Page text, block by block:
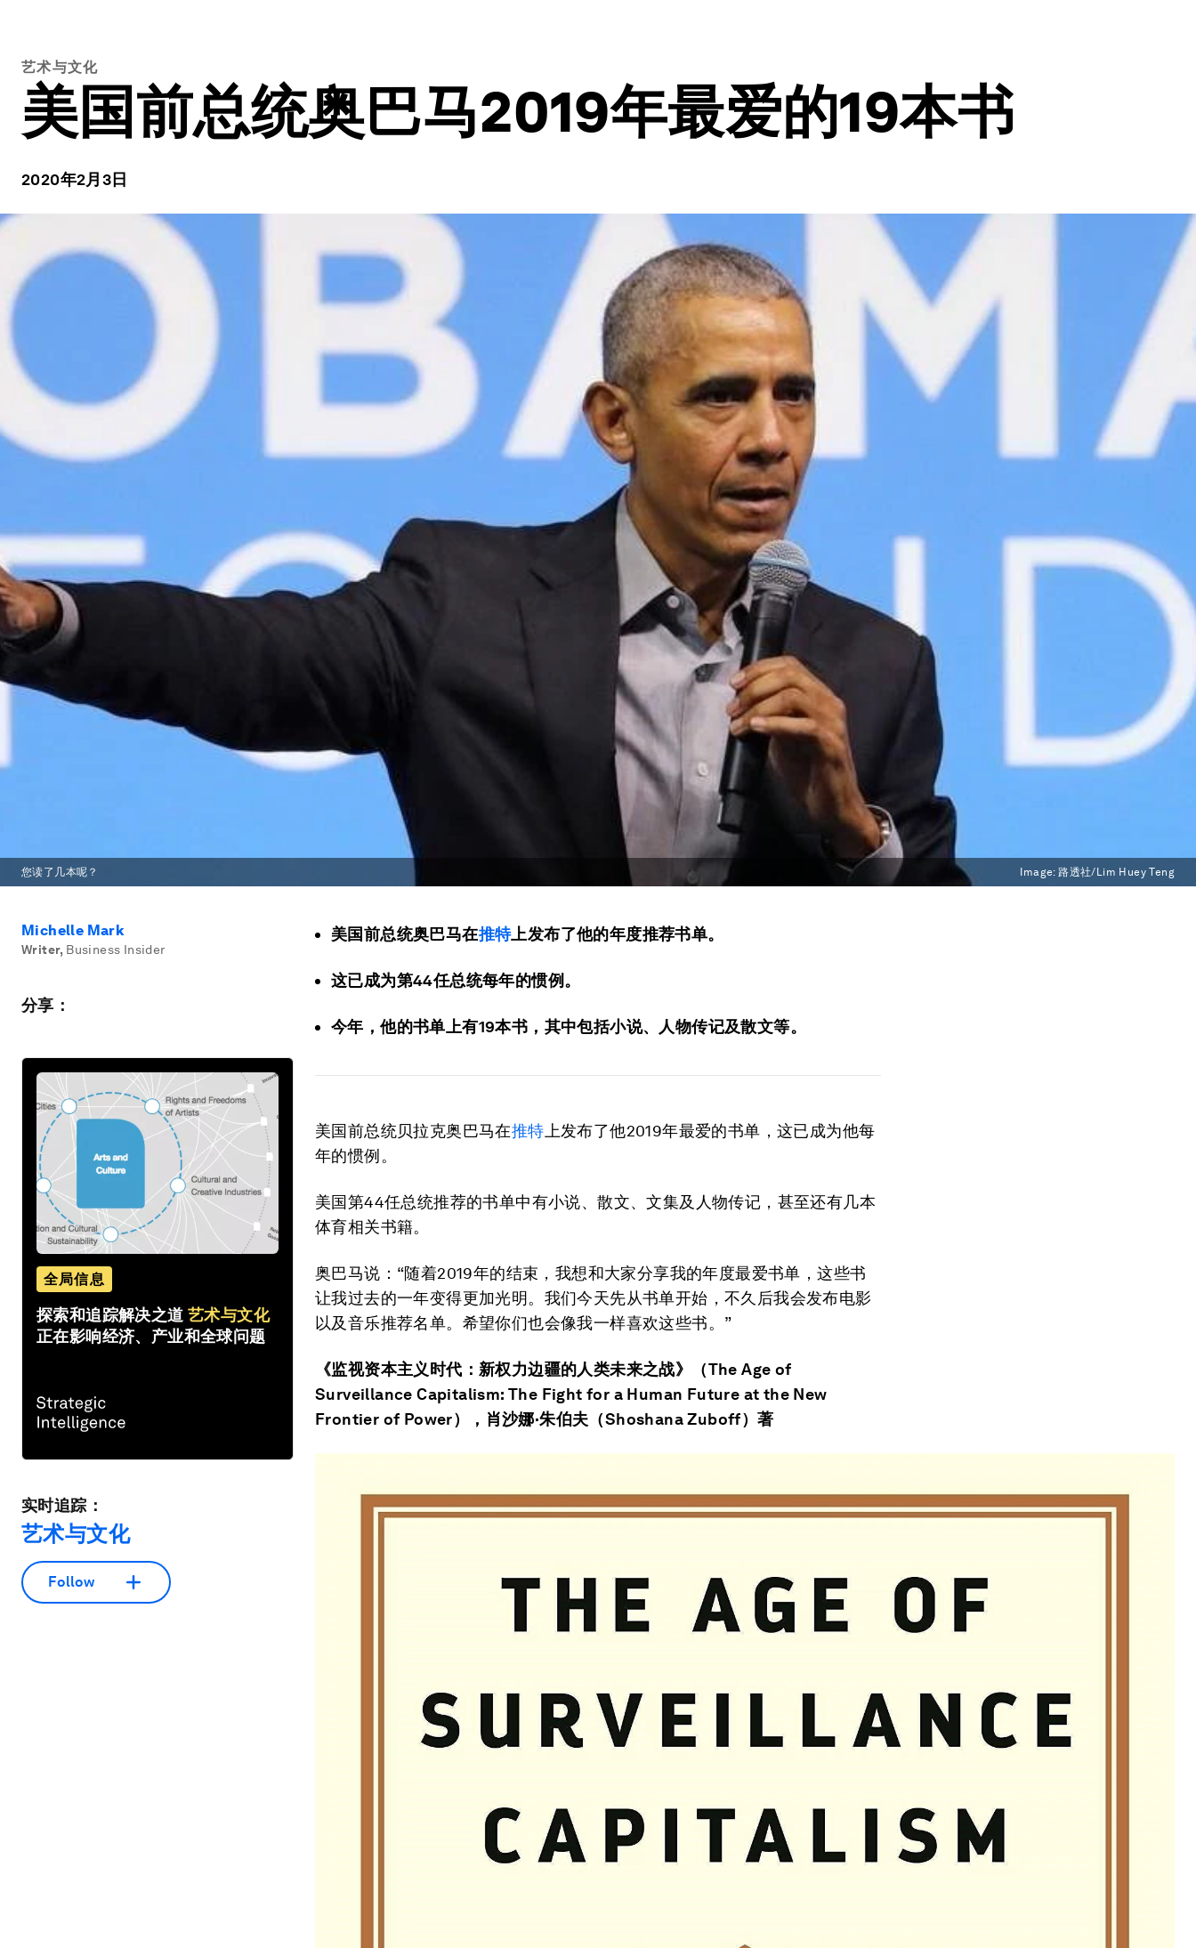
艺术与文化
美国前总统奥巴马2019年最爱的19本书
2020年2月3日
您读了几本呢？ Image:路透社/Lim Huey Teng
Michelle Mark
Writer, Business Insider
分享：
全局信息
探索和追踪解决之道 艺术与文化
正在影响经济、产业和全球问题
实时追踪：
艺术与文化
Follow
美国前总统奥巴马在推特上发布了他的年度推荐书单。
这已成为第44任总统每年的惯例。
今年，他的书单上有19本书，其中包括小说、人物传记及散文等。
美国前总统贝拉克奥巴马在推特 上发布了他2019年最爱的书单，这已成为他每
年的惯例。
美国第44任总统推荐的书单中有小说、散文、文集及人物传记，甚至还有几本
体育相关书籍。
奥巴马说：“随着2019年的结束，我想和大家分享我的年度最爱书单，这些书
让我过去的一年变得更加光明。我们今天先从书单开始，不久后我会发布电影
以及音乐推荐名单。希望你们也会像我一样喜欢这些书。”
《监视资本主义时代：新权力边疆的人类未来之战》（The Age of
Surveillance Capitalism: The Fight for a Human Future at the New
Frontier of Power），肖沙娜·朱伯夫（Shoshana Zuboff）著